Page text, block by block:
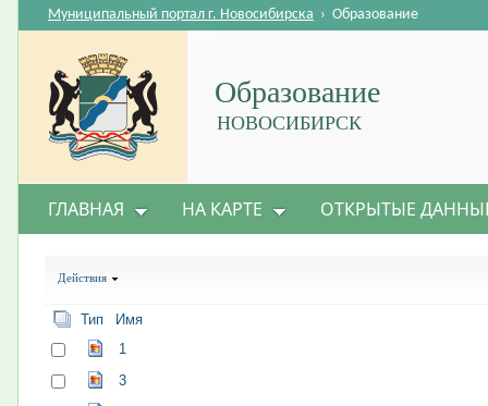
Образование
НОВОСИБИРСК
Муниципальный портал г. Новосибирска › Образование
ГЛАВНАЯ НА КАРТЕ ОТКРЫТЫЕ
Действия
Тип
Имя
1
3